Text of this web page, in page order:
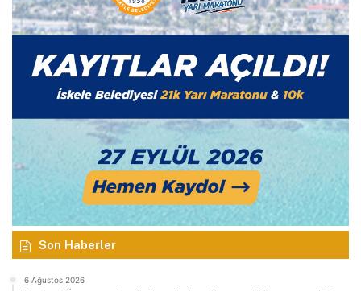
Son Haberler
6 Ağustos 2026